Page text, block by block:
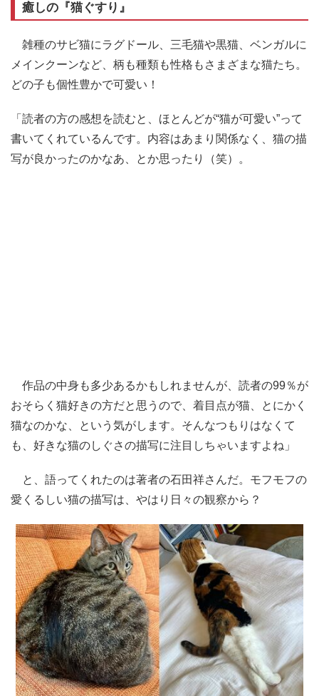
癒しの『猫ぐすり』
雑種のサビ猫にラグドール、三毛猫や黒猫、ベンガルに
メインクーンなど、柄も種類も性格もさまざまな猫たち。
どの子も個性豊かで可愛い！
「読者の方の感想を読むと、ほとんどが“猫が可愛い”って
書いてくれているんです。内容はあまり関係なく、猫の描
写が良かったのかなあ、とか思ったり（笑）。
作品の中身も多少あるかもしれませんが、読者の99％が
おそらく猫好きの方だと思うので、着目点が猫、とにかく
猫なのかな、という気がします。そんなつもりはなくて
も、好きな猫のしぐさの描写に注目しちゃいますよね」
と、語ってくれたのは著者の石田祥さんだ。モフモフの
愛くるしい猫の描写は、やはり日々の観察から？